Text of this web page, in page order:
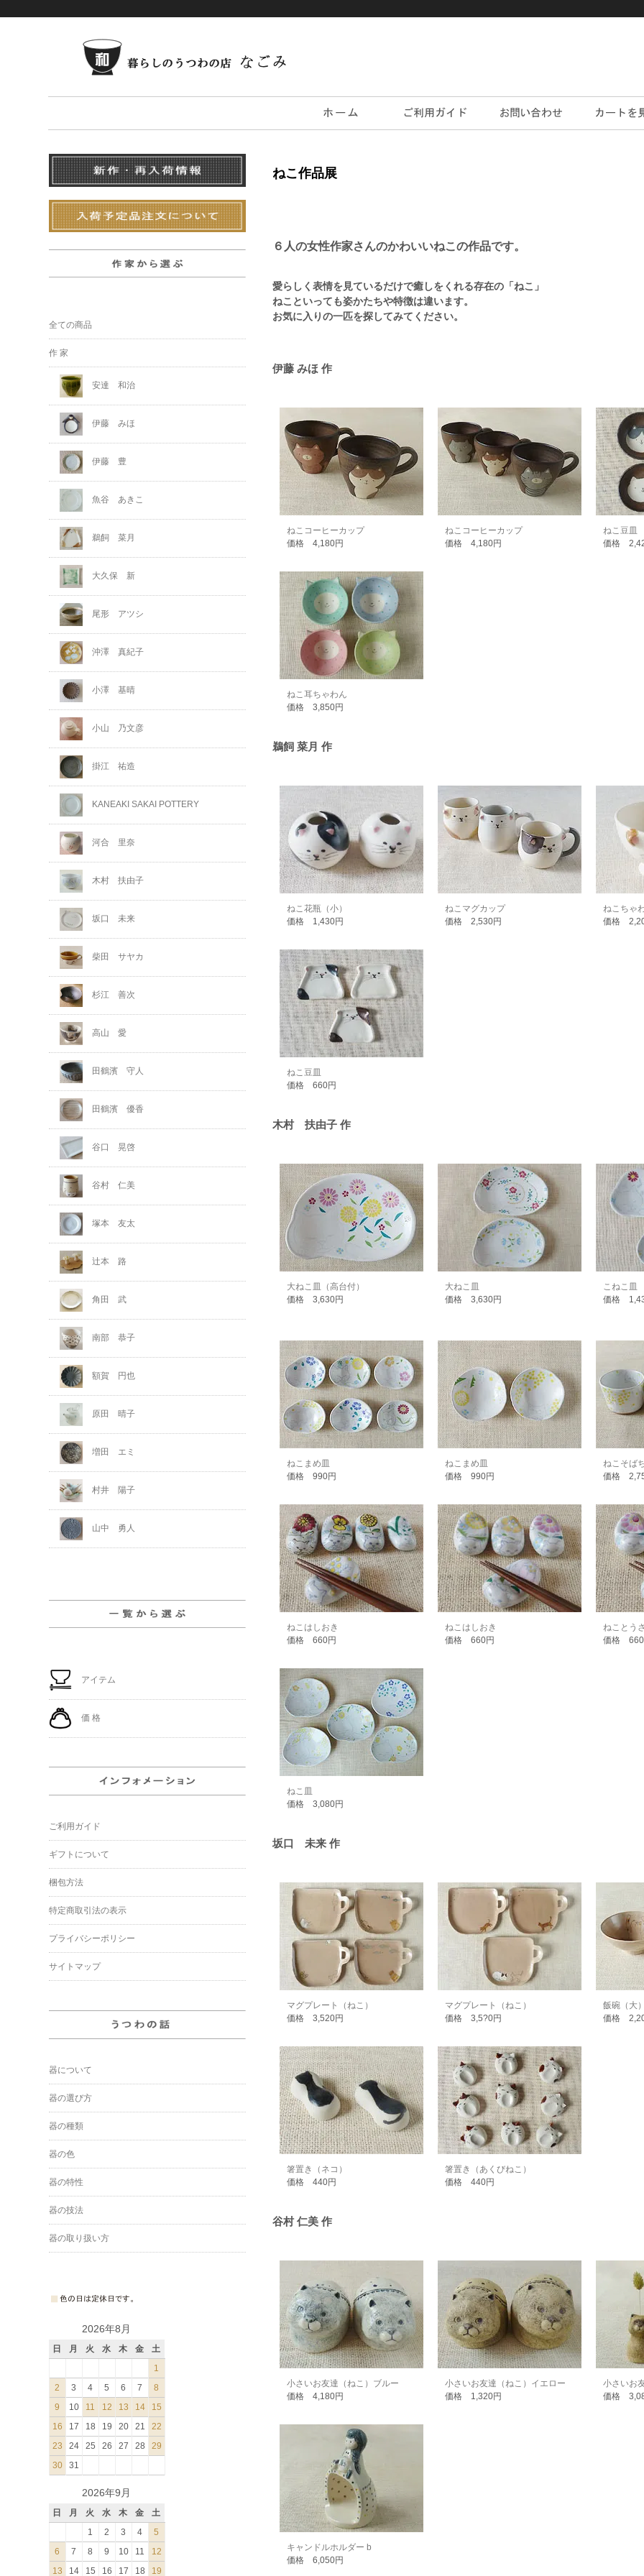
ねこ作品展
６人の女性作家さんのかわいいねこの作品です。
愛らしく表情を見ているだけで癒しをくれる存在の「ねこ」
ねこといっても姿かたちや特徴は違います。
お気に入りの一匹を探してみてください。
伊藤 みほ 作
ねこコーヒーカップ
価格 4,180円
ねこコーヒーカップ
価格 4,180円
ねこ豆皿
価格
ねこ耳ちゃわん
価格 3,850円
鵜飼 菜月 作
ねこ花瓶（小）
価格 1,430円
ねこマグカップ
価格 2,530円
ねこちゃ
価格
ねこ豆皿
価格 660円
木村 扶由子 作
大ねこ皿（高台付）
価格 3,630円
大ねこ皿
価格 3,630円
こねこ皿
価格
ねこまめ皿
価格 990円
ねこまめ皿
価格 990円
ねこそば
価格
ねこはしおき
価格 660円
ねこはしおき
価格 660円
ねことう
価格
ねこ皿
価格 3,080円
坂口 未来 作
マグプレート（ねこ）
価格 3,520円
マグプレート（ねこ）
価格 3,5?0円
飯碗（大
価格
箸置き（ネコ）
価格 440円
箸置き（あくびねこ）
価格 440円
谷村 仁美 作
小さいお友達（ねこ）ブルー
価格 4,180円
小さいお友達（ねこ）イエロー
価格 1,320円
小さいお
価格
キャンドルホルダー b
価格 6,050円
全ての商品
作 家
安達 和治
伊藤 みほ
伊藤 豊
魚谷 あきこ
鵜飼 菜月
大久保 新
尾形 アツシ
沖澤 真紀子
小澤 基晴
小山 乃文彦
掛江 祐造
KANEAKI SAKAI POTTERY
河合 里奈
木村 扶由子
坂口 未来
柴田 サヤカ
杉江 善次
高山 愛
田鶴濱 守人
田鶴濱 優香
谷口 晃啓
谷村 仁美
塚本 友太
辻本 路
角田 武
南部 恭子
額賀 円也
原田 晴子
増田 エミ
村井 陽子
山中 勇人
アイテム
価 格
ご利用ガイド
ギフトについて
梱包方法
特定商取引法の表示
プライバシーポリシー
サイトマップ
器について
器の選び方
器の種類
器の色
器の特性
器の技法
器の取り扱い方
2026年8月
日 月 火 水 木 金
土
1
2
3 4 5 6 7
8
9
10 11 12 13 14
15
16
17 18 19 20 21
22
23
24 25 26 27 28
29
30
31
2026年9月
日 月 火 水 木 金
土
1
2 3 4
5
6
7 8 9 10 11
12
13
14 15 16 17 18 19